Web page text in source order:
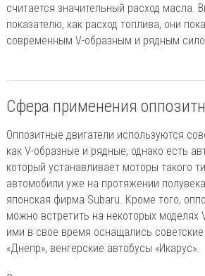
считается значительный расход масла.
показателю, как расход топлива, они
современным V-образным и рядным
Сфера применения
Оппозитные двигатели используются
как V-образные и рядные, однако есть
который устанавливает моторы такого
автомобили уже на протяжении
японская фирма Subaru. Кроме того,
можно встретить на некоторых моделях
ими в свое время оснащались
«Днепр», венгерские автобусы «Икарус».